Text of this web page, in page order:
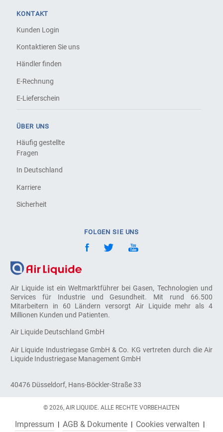
Air Liquide ist ein Weltmarktführer bei Gasen, Technologien und
Services für Industrie und Gesundheit. Mit rund 66.500
Mitarbeitern in 60 Ländern versorgt Air Liquide mehr als 4
Millionen Kunden und Patienten.
Air Liquide Deutschland GmbH
Air Liquide Industriegase GmbH & Co. KG vertreten durch die Air
Liquide Industriegase Management GmbH
40476 Düsseldorf, Hans-Böckler-Straße 33
KONTAKT
Kunden Login
Kontaktieren Sie uns
Händler finden
E-Rechnung
E-Lieferschein
ÜBER UNS
Häufig gestellte
Fragen
In Deutschland
Karriere
Sicherheit
FOLGEN SIE UNS
© 2026, AIR LIQUIDE. ALLE RECHTE VORBEHALTEN
Impressum AGB & Dokumente Cookies verwalten